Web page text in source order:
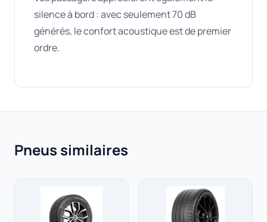
silence à bord : avec seulement 70 dB
générés, le confort acoustique est de premier
ordre.
Pneus similaires